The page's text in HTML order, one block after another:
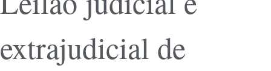
extrajudicial de